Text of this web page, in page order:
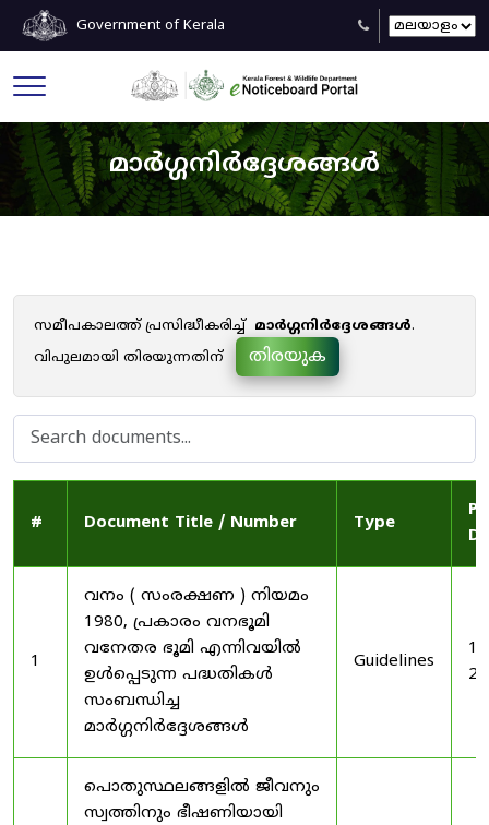
Government of Kerala
മാർഗ്ഗനിർദ്ദേശങ്ങൾ
സമീപകാലത്ത് പ്രസിദ്ധീകരിച്ച് മാർഗ്ഗനിർദ്ദേശങ്ങൾ.
വിപുലമായി തിരയുന്നതിന്
തിരയുക
# Document Title / Number Type
1
വനം ( സംരക്ഷണ ) നിയമം
1980, പ്രകാരം വനഭൂമി
വനേതര ഭൂമി എന്നിവയിൽ
ഉൾപ്പെടുന്ന പദ്ധതികൾ
സംബന്ധിച്ച
മാർഗ്ഗനിർദ്ദേശങ്ങൾ
Guidelines
പൊതുസ്ഥലങ്ങളിൽ ജീവനും
സ്വത്തിനും ഭീഷണിയായി